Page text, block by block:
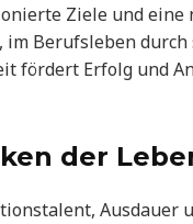
Ziele und eine
Berufsleben
fördert Erfolg und
der
Ausdauer